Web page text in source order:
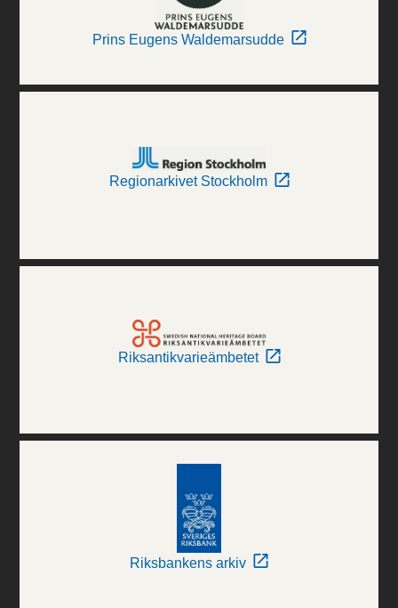
Prins Eugens Waldemarsudde
Regionarkivet Stockholm
Riksantikvarieämbetet
Riksbankens arkiv